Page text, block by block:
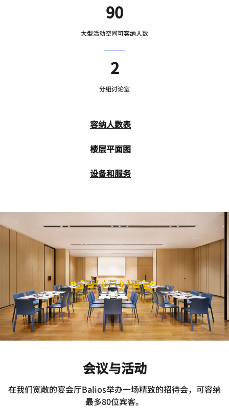
90
大型活动空间可容纳人数
2
分组讨论室
容纳人数表
楼层平面图
设备和服务
会议与活动
在我们宽敞的宴会厅Balios举办一场精致的招待会，可容纳
最多80位宾客。